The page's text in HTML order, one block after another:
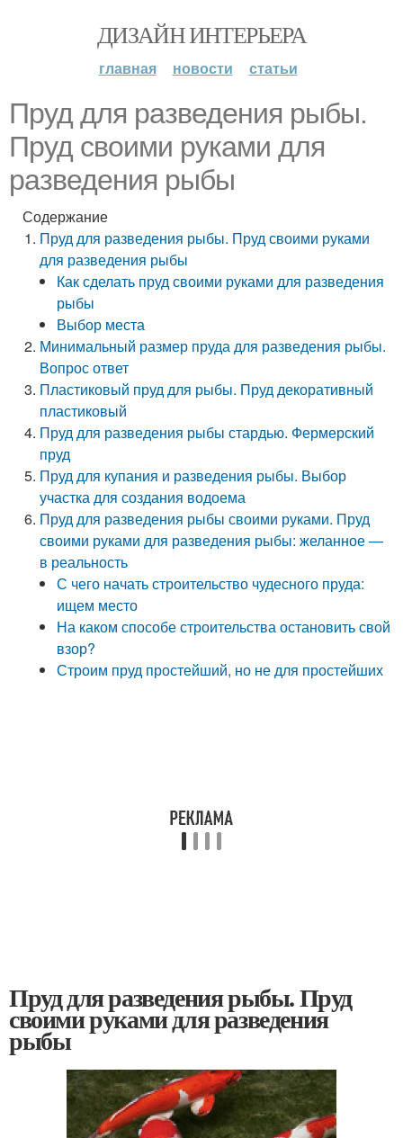
ДИЗАЙН ИНТЕРЬЕРА
главная новости статьи
Пруд для разведения рыбы.
Пруд своими руками для
разведения рыбы
Содержание
Пруд для разведения рыбы. Пруд своими руками
для разведения рыбы
Как сделать пруд своими руками для разведения
рыбы
Выбор места
Минимальный размер пруда для разведения рыбы.
Вопрос ответ
Пластиковый пруд для рыбы. Пруд декоративный
пластиковый
Пруд для разведения рыбы стардью. Фермерский
пруд
Пруд для купания и разведения рыбы. Выбор
участка для создания водоема
Пруд для разведения рыбы своими руками. Пруд
своими руками для разведения рыбы: желанное —
в реальность
С чего начать строительство чудесного пруда:
ищем место
На каком способе строительства остановить свой
взор?
Строим пруд простейший, но не для простейших
Пруд для разведения рыбы. Пруд
своими руками для разведения
рыбы